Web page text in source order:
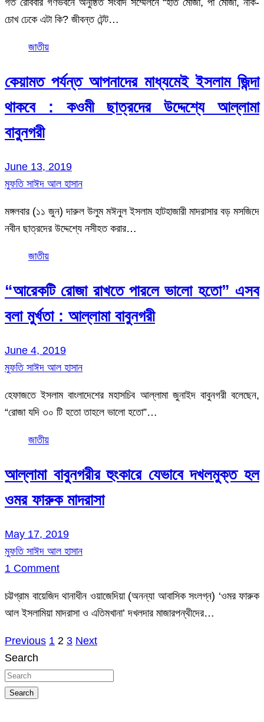
গত রোববার গণভবনে অনুষ্ঠিত সংবাদ সম্মেলনে “হাত মোজা, পা মোজা, নাক-
চোখ ঢেকে এটা কি? জীবন্ত টেন্ট…
জাতীয়
কেয়ামত পর্যন্ত আপনাদের মাধ্যমেই ইসলাম জিন্দা
থাকবে : কওমী ছাত্রদের উদ্দেশ্যে আল্লামা
বাবুনগরী
June 13, 2019
মুফতি সাঈদ আল হাসান
মঙ্গলবার (১১ জুন) দারুল উলুম মঈনুল ইসলাম হাটহাজারী মাদরাসার বড় মসজিদে
নবীন ছাত্রদের উদ্দেশ্যে নসীহত করার…
জাতীয়
“আরেকটি রোজা রাখতে পারলে ভালো হতো” এসব
বলা মুর্খতা : আল্লামা বাবুনগরী
June 4, 2019
মুফতি সাঈদ আল হাসান
হেফাজতে ইসলাম বাংলাদেশের মহাসচিব আল্লামা জুনাইদ বাবুনগরী বলেছেন,
“রোজা যদি ৩০ টি হতো তাহলে ভালো হতো”…
জাতীয়
আল্লামা বাবুনগরীর হুংকারে যেভাবে দখলমুক্ত হল
ওমর ফারুক মাদরাসা
May 17, 2019
মুফতি সাঈদ আল হাসান
1 Comment
চট্টগ্রাম বায়েজিদ থানাধীন ওয়াজেদিয়া (অনন্যা আবাসিক সংলগ্ন) ‘ওমর ফারুক
আল ইসলামিয়া মাদরাসা ও এতিমখানা’ দখলদার মাজারপন্থীদের…
Posts
pagination
Previous 1 2 3 Next
Search
Search